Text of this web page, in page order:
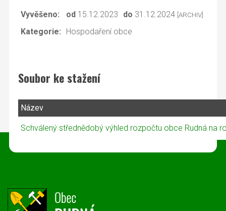
Vyvěšeno: od 15.12.2023 do 31.12.2024 [ARCHIV]
Kategorie: Hospodaření obce
Soubor ke stažení
Název
Schválený střednědobý výhled rozpočtu obce Rudná na